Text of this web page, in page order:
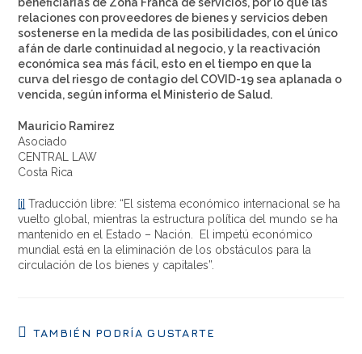
relaciones con proveedores de bienes y servicios deben
sostenerse en la medida de las posibilidades, con el único
afán de darle continuidad al negocio, y la reactivación
económica sea más fácil, esto en el tiempo en que la
curva del riesgo de contagio del COVID-19 sea aplanada o
vencida, según informa el Ministerio de Salud.
Mauricio Ramirez
Asociado
CENTRAL LAW
Costa Rica
[i] Traducción libre: “El sistema económico internacional se ha
vuelto global, mientras la estructura política del mundo se ha
mantenido en el Estado – Nación. El impetú económico
mundial está en la eliminación de los obstáculos para la
circulación de los bienes y capitales”.
TAMBIÉN PODRÍA GUSTARTE